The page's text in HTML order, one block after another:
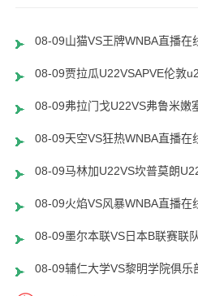
08-09山猫VS王牌WNBA直播在
08-09贾拉瓜U22VSAPVE伦敦
08-09天空VS狂热WNBA直播在
08-09马林加U22VS坎普莫朗
08-09火焰VS风暴WNBA直播在
08-09墨尔本联VS日本B联赛联
08-09辅仁大学VS黎明学院俱乐